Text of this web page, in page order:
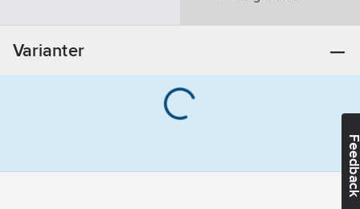
20°C (PN):7bar
Varianter